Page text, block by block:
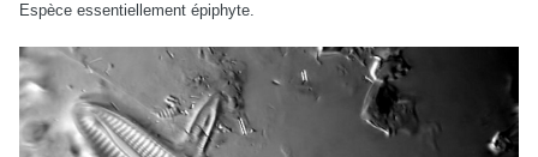
Espèce essentiellement épiphyte.